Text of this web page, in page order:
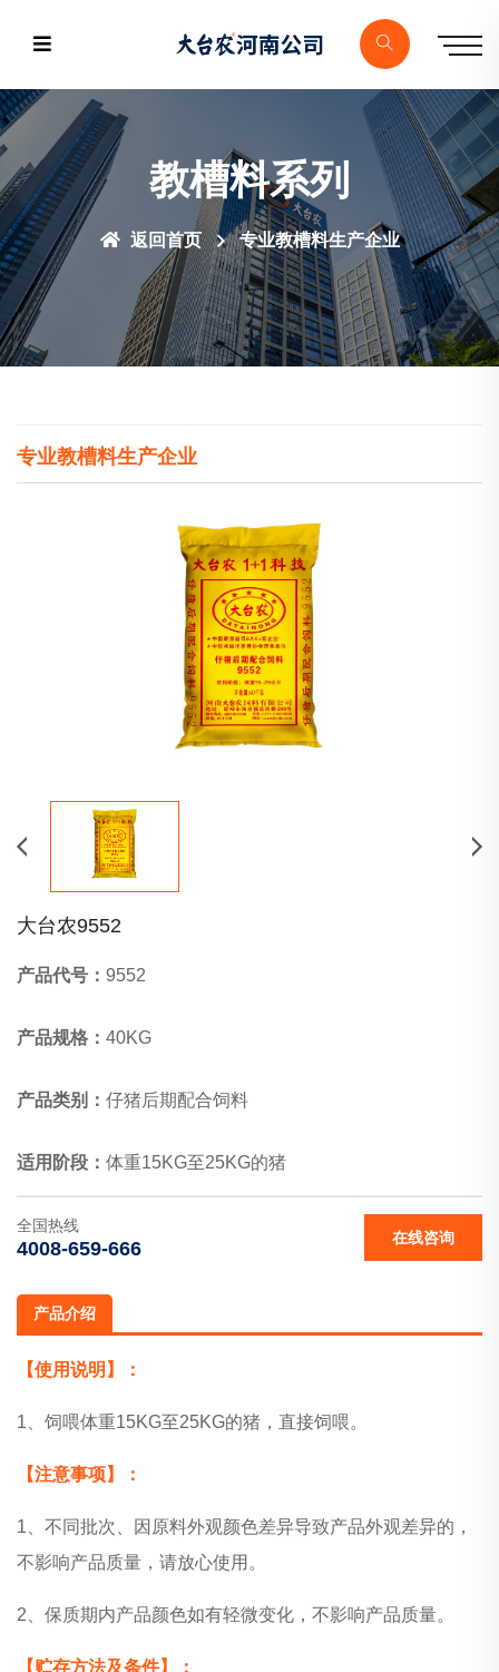
教槽料系列
返回首页 专业教槽料生产企业
专业教槽料生产企业
大台农9552
产品代号： 9552
产品规格： 40KG
产品类别： 仔猪后期配合饲料
适用阶段： 体重15KG至25KG的猪
在线咨询
全国热线
4008-659-666
产品介绍
【使用说明】：
1、饲喂体重15KG至25KG的猪，直接饲喂。
【注意事项】：
1、不同批次、因原料外观颜色差异导致产品外观差异的，
不影响产品质量，请放心使用。
2、保质期内产品颜色如有轻微变化，不影响产品质量。
【贮存方法及条件】：